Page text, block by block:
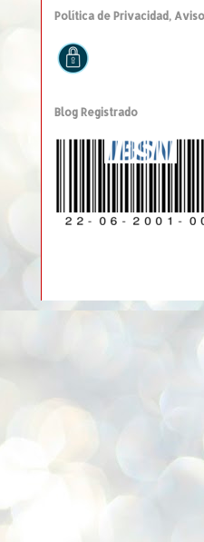
Política de Privacidad,
Blog Registrado